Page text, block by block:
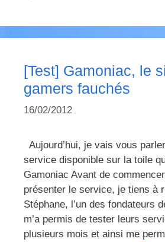
[Test] Gamoniac, le
gamers fauchés
16/02/2012
Aujourd’hui, je vais vous
service disponible sur la toile
Gamoniac Avant de
présenter le service, je tiens à
Stéphane, l’un des fondateurs
m’a permis de tester leurs
plusieurs mois et ainsi me